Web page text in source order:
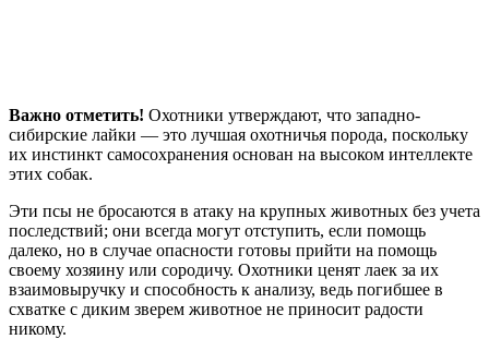
Важно отметить! Охотники утверждают, что западно-
сибирские лайки — это лучшая охотничья порода, поскольку
их инстинкт самосохранения основан на высоком интеллекте
этих собак.
Эти псы не бросаются в атаку на крупных животных без учета
последствий; они всегда могут отступить, если помощь
далеко, но в случае опасности готовы прийти на помощь
своему хозяину или сородичу. Охотники ценят лаек за их
взаимовыручку и способность к анализу, ведь погибшее в
схватке с диким зверем животное не приносит радости
никому.